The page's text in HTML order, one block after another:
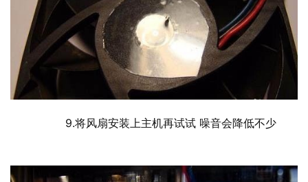
  	9.将风扇安装上主机再试试 噪音会降低不少